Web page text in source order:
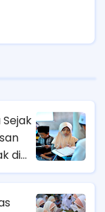
di